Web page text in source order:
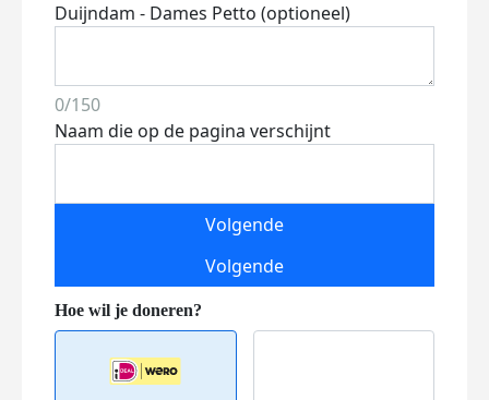
Duijndam - Dames Petto (optioneel)
0/150
Naam die op de pagina verschijnt
Volgende
Volgende